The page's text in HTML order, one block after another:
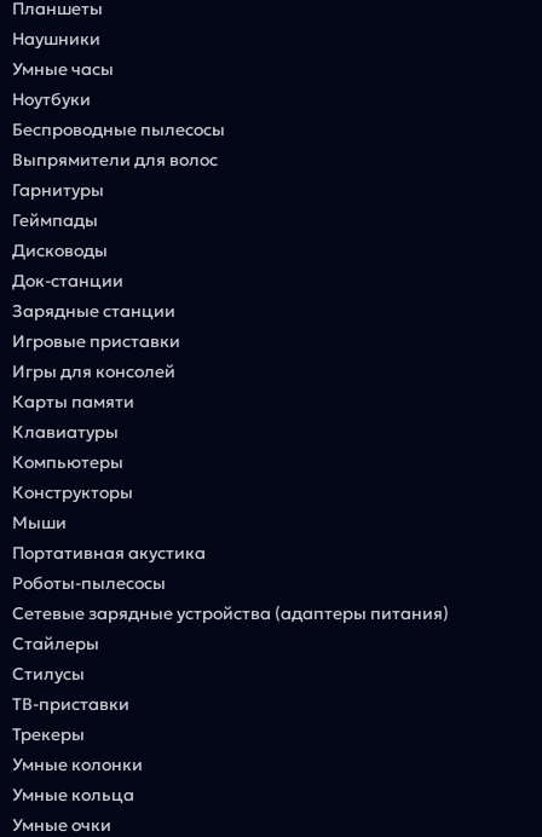
Планшеты
Наушники
Умные часы
Ноутбуки
Беспроводные пылесосы
Выпрямители для волос
Гарнитуры
Геймпады
Дисководы
Док-станции
Зарядные станции
Игровые приставки
Игры для консолей
Карты памяти
Клавиатуры
Компьютеры
Конструкторы
Мыши
Портативная акустика
Роботы-пылесосы
Сетевые зарядные устройства (адаптеры питания)
Стайлеры
Стилусы
ТВ-приставки
Трекеры
Умные колонки
Умные кольца
Умные очки